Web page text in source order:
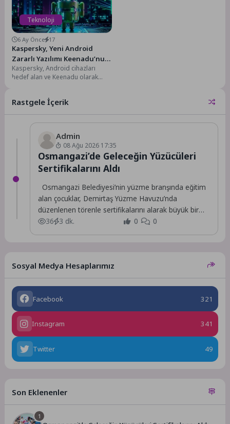
Teknoloji
6 Ay Önce 17
Kaspersky, Yeni Android
Zararlı Yazılımı Keenadu’nun
Tedarik Zinciri Yoluyla
Yayılabildiğini Tespit Etti
Kaspersky, Android cihazları
hedef alan ve Keenadu olarak
Rastgele İçerik
Admin
08 Ağu 2026 17:35
Osmangazi’de Geleceğin Yüzücüleri
Sertifikalarını Aldı
Osmangazi Belediyesi’nin yüzme branşında eğitim
alan çocuklar, Demirtaş Yüzme Havuzu’nda
düzenlenen törenle sertifikalarını alarak büyük bir
mutluluk yaşadı.
36 3 dk. 0 0
Sosyal Medya Hesaplarımız
Facebook 321
Instagram 341
Twitter 49
Son Eklenenler
1